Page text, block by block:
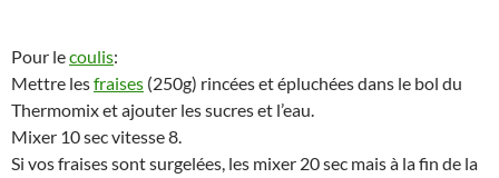
Pour lecoulis:
Mettre lesfraises (250g) rincées et épluchées dans le bol du
Thermomix et ajouter les sucres et l’eau.
Mixer 10 sec vitesse 8.
Si vos fraises sont surgelées, les mixer 20 sec mais à la fin de la